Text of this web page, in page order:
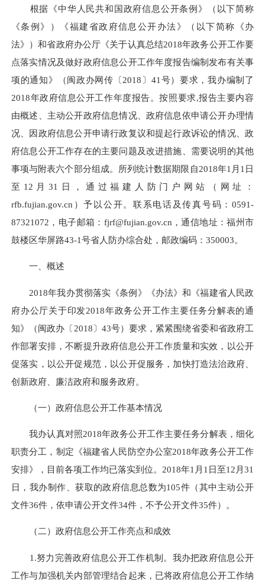
根据《中华人民共和国政府信息公开条例》（以下简称
《条例》）《福建省政府信息公开办法》（以下简称《办
法》）和省政府办公厅《关于认真总结2018年政务公开工作要
点落实情况及做好政府信息公开工作年度报告编制发布有关事
项的通知》（闽政办网传〔2018〕41号）要求，我办编制了
2018年政府信息公开工作年度报告。按照要求,报告主要内容
由概述、主动公开政府信息情况、政府信息依申请公开办理情
况、因政府信息公开申请行政复议和提起行政诉讼的情况、政
府信息公开工作存在的主要问题及改进措施、需要说明的其他
事项与附表六个部分组成。所列统计数据期限自2018年1月1日
至12月31日，通过福建人防门户网站（网址：
rfb.fujian.gov.cn）予以公开。联系电话及传真号码：0591-
87321072，电子邮箱： fjrf@fujian.gov.cn ，通信地址：福州市
鼓楼区华屏路43-1号省人防办综合处，邮政编码：350003。
一、概述
2018年我办贯彻落实《条例》《办法》和《福建省人民政
府办公厅关于印发2018年政务公开工作主要任务分解表的通
知》（闽政办〔2018〕43号）要求，紧紧围绕省委和省政府工
作部署安排，不断提升政府信息公开工作质量和实效，以公开
促落实，以公开促规范，以公开促服务，加快打造法治政府、
创新政府、廉洁政府和服务政府。
（一）政府信息公开工作基本情况
我办认真对照2018年政务公开工作主要任务分解表，细化
职责分工，制定《福建省人民防空办公室2018年政务公开工作
安排》，目前各项工作均已落实到位。2018年1月1日至12月31
日，我办制作、获取的政府信息总数为105件（其中主动公开
文件36件，依申请公开文件34件，不予公开文件35件）。
（二）政府信息公开工作亮点和成效
1.努力完善政府信息公开工作机制。我办把政府信息公开
工作与加强机关内部管理结合起来，已将政府信息公开工作纳